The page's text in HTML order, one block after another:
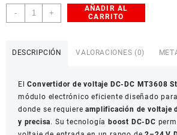
-
Convertidor
DC-
MT3608
Ajustable
cantidad
+
AÑADIR AL
CARRITO
DESCRIPCIÓN VALORACIONES (0)
ElConvertidor de voltaje DC-DC MT3608
módulo electrónico eficiente diseñado
donde se requiereamplificación de voltaje
y precisa. Su tecnologíaboost DC-DC